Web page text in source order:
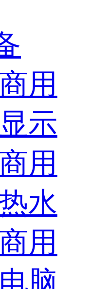
商用
示
商用
水
商用
脑